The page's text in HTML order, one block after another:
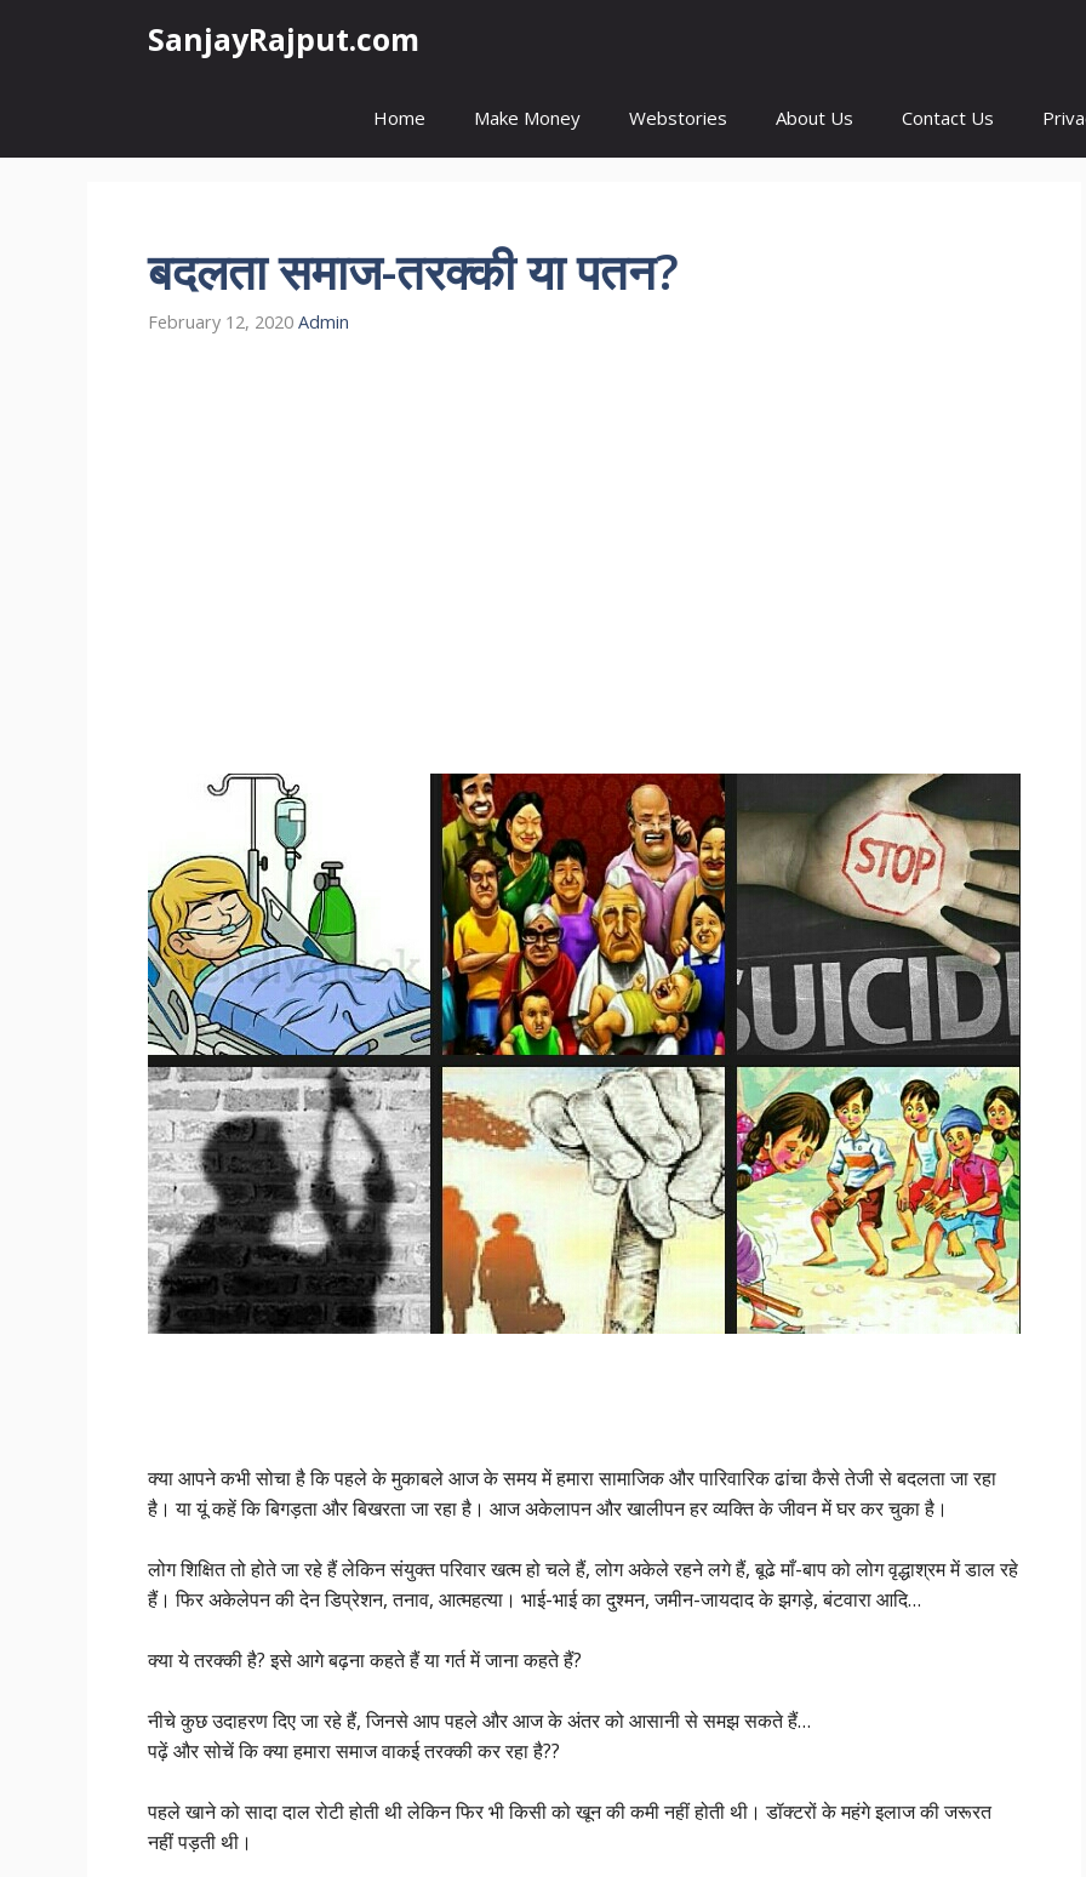
SanjayRajput.com
Home Make Money Webstories About Us Contact Us
बदलता समाज-तरक्की या पतन?
February 12, 2020 Admin
क्या आपने कभी सोचा है कि पहले के मुकाबले आज के समय में हमारा सामाजिक और पारिवारिक ढांचा कैसे तेजी से बदलता जा रहा
है। या यूं कहें कि बिगड़ता और बिखरता जा रहा है। आज अकेलापन और खालीपन हर व्यक्ति के जीवन में घर कर चुका है।
लोग शिक्षित तो होते जा रहे हैं लेकिन संयुक्त परिवार खत्म हो चले हैं, लोग अकेले रहने लगे हैं, बूढे माँ-बाप को लोग वृद्धाश्रम में डाल रहे
हैं। फिर अकेलेपन की देन डिप्रेशन, तनाव, आत्महत्या। भाई-भाई का दुश्मन, जमीन-जायदाद के झगड़े, बंटवारा आदि…
क्या ये तरक्की है? इसे आगे बढ़ना कहते हैं या गर्त में जाना कहते हैं?
नीचे कुछ उदाहरण दिए जा रहे हैं, जिनसे आप पहले और आज के अंतर को आसानी से समझ सकते हैं…
पढ़ें और सोचें कि क्या हमारा समाज वाकई तरक्की कर रहा है??
पहले खाने को सादा दाल रोटी होती थी लेकिन फिर भी किसी को खून की कमी नहीं होती थी। डॉक्टरों के महंगे इलाज की जरूरत
नहीं पड़ती थी।